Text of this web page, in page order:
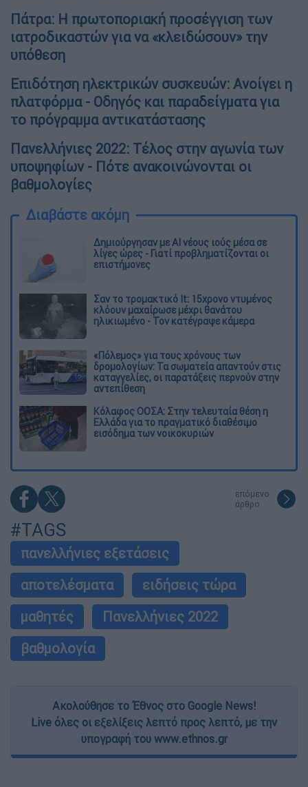
Πάτρα: Η πρωτοποριακή προσέγγιση των
ιατροδικαστών για να «κλειδώσουν» την
υπόθεση
Επιδότηση ηλεκτρικών συσκευών: Ανοίγει η
πλατφόρμα - Οδηγός και παραδείγματα για
το πρόγραμμα αντικατάστασης
Πανελλήνιες 2022: Τέλος στην αγωνία των
υποψηφίων - Πότε ανακοινώνονται οι
βαθμολογίες
Διαβάστε ακόμη
Δημιούργησαν με AI νέους ιούς μέσα σε
λίγες ώρες - Γιατί προβληματίζονται οι
επιστήμονες
Σαν το τρομακτικό It: 15χρονο ντυμένος
κλόουν μαχαίρωσε μέχρι θανάτου
ηλικιωμένο - Τον κατέγραψε κάμερα
«Πόλεμος» για τους χρόνους των
δρομολογίων: Τα σωματεία απαντούν στις
καταγγελίες, οι παρατάξεις περνούν στην
αντεπίθεση
Κόλαφος ΟΟΣΑ: Στην τελευταία θέση η
Ελλάδα για το πραγματικό διαθέσιμο
εισόδημα των νοικοκυριών
επόμενο
άρθρο
#TAGS
πανελλήνιες εξετάσεις
αποτελέσματα
ειδήσεις τώρα
μαθητές
Πανελλήνιες 2022
βαθμολογία
Ακολούθησε το Έθνος στο Google News!
Live όλες οι εξελίξεις λεπτό προς λεπτό, με την
υπογραφή του www.ethnos.gr